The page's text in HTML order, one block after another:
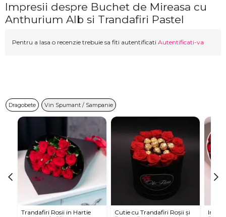
Impresii despre Buchet de Mireasa cu
Anthurium Alb si Trandafiri Pastel
Pentru a lasa o recenzie trebuie sa fiti autentificati Autentificati-va
Dragobete Vin Spumant / Sampanie
Trandafiri Rosii in Hartie
Cutie cu Trandafiri Roșii și
Inima